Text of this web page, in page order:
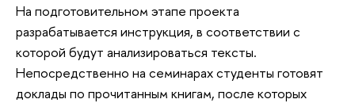
На подготовительном этапе проекта
разрабатывается инструкция, в соответствии с
которой будут анализироваться тексты.
Непосредственно на семинарах студенты готовят
доклады по прочитанным книгам, после которых